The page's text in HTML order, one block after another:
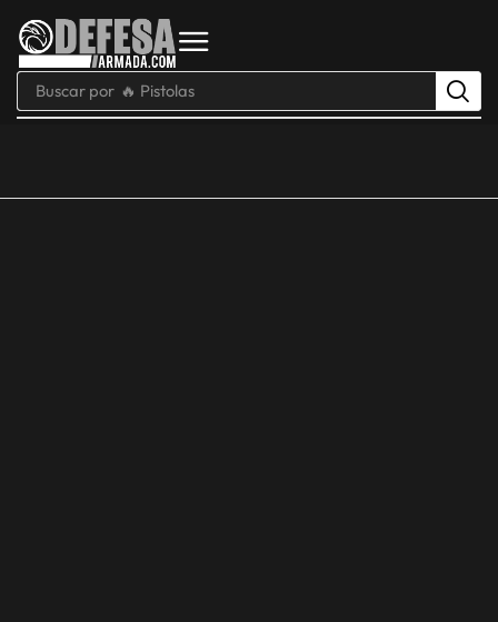
Buscar por 🔥 Pistolas